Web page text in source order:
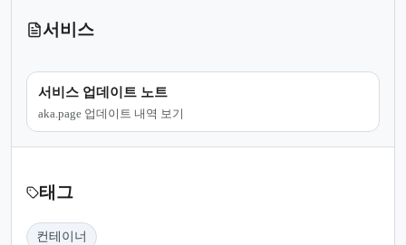
서비스
서비스 업데이트 노트
aka.page 업데이트 내역 보기
태그
컨테이너